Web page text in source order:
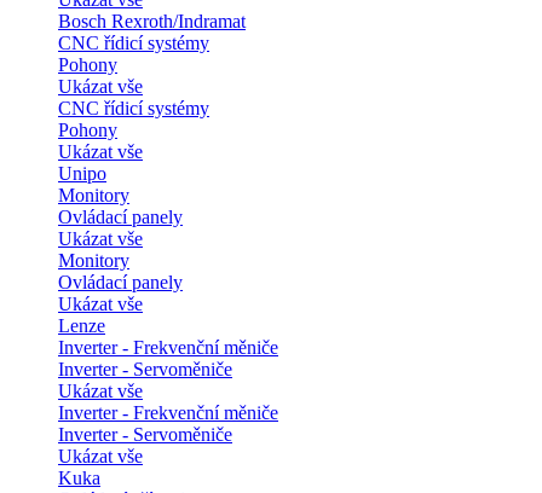
Bosch Rexroth/Indramat
CNC řídicí systémy
Pohony
Ukázat vše
CNC řídicí systémy
Pohony
Ukázat vše
Unipo
Monitory
Ovládací panely
Ukázat vše
Monitory
Ovládací panely
Ukázat vše
Lenze
Inverter - Frekvenční měniče
Inverter - Servoměniče
Ukázat vše
Inverter - Frekvenční měniče
Inverter - Servoměniče
Ukázat vše
Kuka